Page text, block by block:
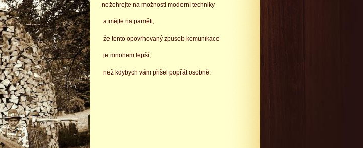
nežehrejte na možnosti moderní techniky
a mějte na paměti,
že tento opovrhovaný způsob komunikace
je mnohem lepší,
než kdybych vám přišel popřát osobně.